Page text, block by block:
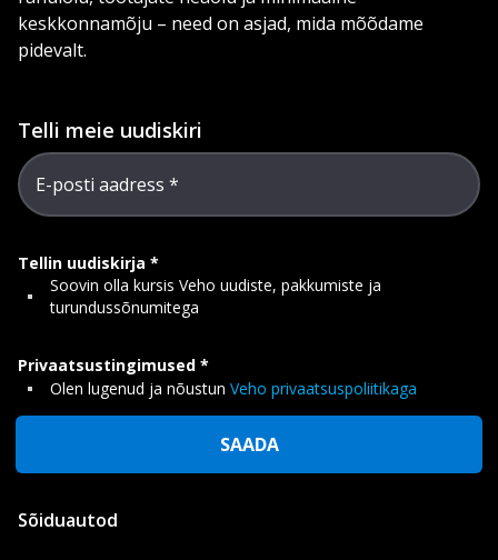
keskkonnamõju – need on asjad, mida mõõdame
pidevalt.
Telli meie uudiskiri
E-posti aadress
Tellin uudiskirja
Soovin olla kursis Veho uudiste, pakkumiste ja
turundussõnumitega
Privaatsustingimused
Olen lugenud ja nõustun Veho privaatsuspoliitikaga
SAADA
Sõiduautod